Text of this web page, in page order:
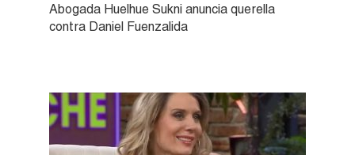
Abogada Huelhue Sukni anuncia querella
contra Daniel Fuenzalida